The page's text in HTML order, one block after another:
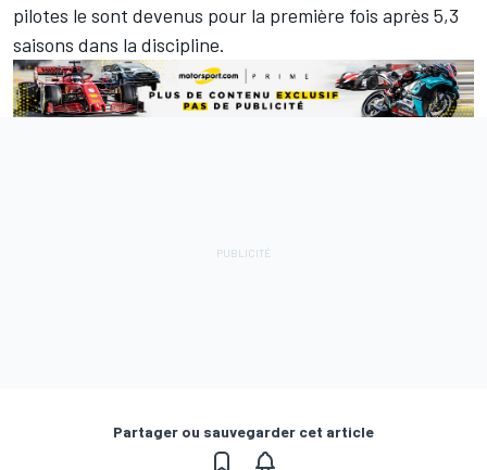
pilotes le sont devenus pour la première fois après 5,3
saisons dans la discipline.
Partager ou sauvegarder cet article